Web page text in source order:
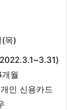
목)
월
인 신용카드